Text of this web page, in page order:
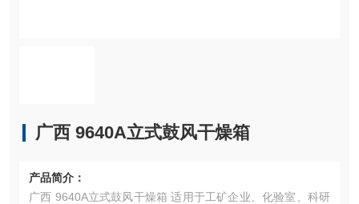
广西 9640A立式鼓风干燥箱
产品简介：
广西 9640A立式鼓风干燥箱 适用于工矿企业、化验室、科研